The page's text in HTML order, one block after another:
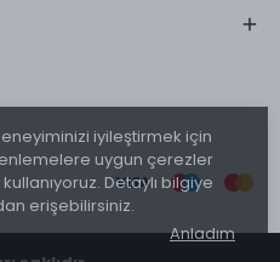
iyileştirmek için
uygun çerezler
Detaylı bilgiye
erişebilirsiniz.
Anladım